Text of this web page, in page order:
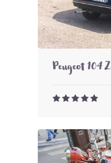
Peugeot 104 Z